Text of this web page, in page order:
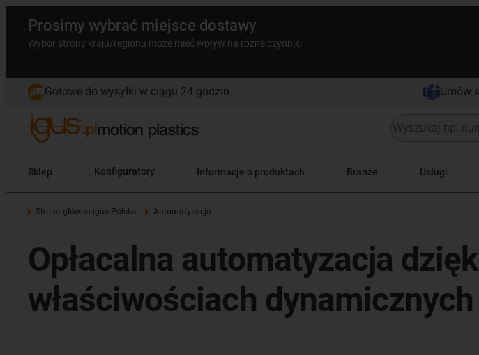
Prosimy wybrać miejsce dostawy
Wybór strony kraju/regionu może mieć wpływ na różne czynniki
Gotowe do wysyłki w ciągu 24 godzin Umów
Sklep Konfiguratory Informacje o produktach Branże Usługi
Strona główna igus Polska Automatyzacja
Opłacalna automatyzacja
właściwościach dynamicznych